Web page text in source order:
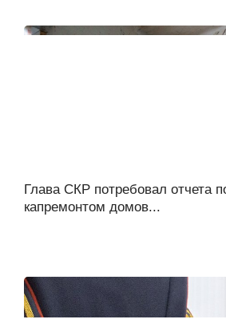
Глава СКР потребовал отчета
капремонтом домов...